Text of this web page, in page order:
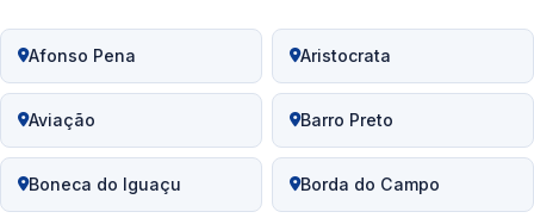
Afonso Pena Aristocrata
Aviação Barro Preto
Boneca do Iguaçu Borda do Campo